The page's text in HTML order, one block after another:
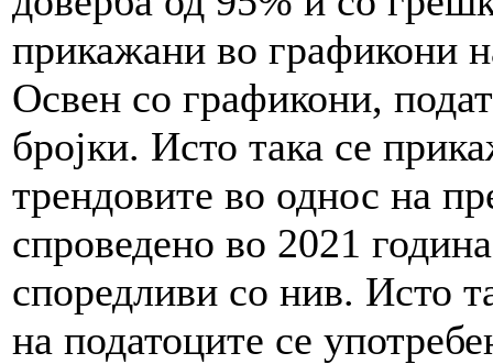
прикажани во графикони
Освен со графикони,
бројки. Исто така се
трендовите во однос на
спроведено во 2021
споредливи со нив. Исто
на податоците се